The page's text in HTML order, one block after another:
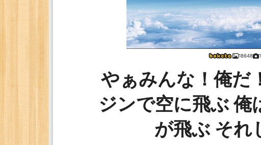
18648
やぁみんな！俺だ
ジンで空に飛ぶ 俺
が飛ぶ それ